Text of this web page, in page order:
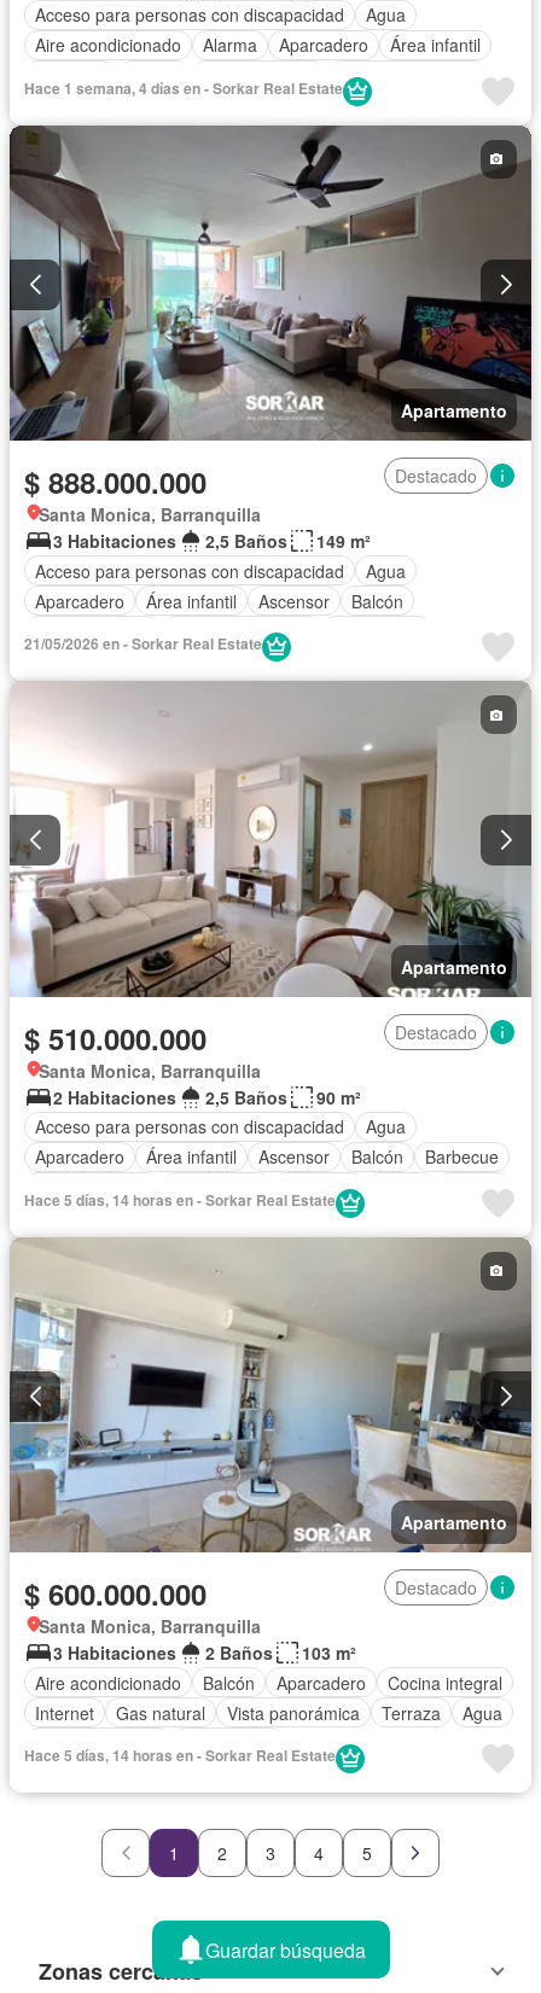
Acceso para personas con discapacidad
Agua
Aire acondicionado
Alarma Aparcadero
Área infantil
Cuarto de servicio
Jardín
Sauna
Tanque de agua
Vista panorámica
Hace 1 semana, 4 días en - Sorkar Real Estate
Apartamento
$ 888.000.000
Destacado
Santa Monica, Barranquilla
3 Habitaciones
2,5 Baños
149 m²
Acceso para personas con discapacidad
Agua
Aparcadero
Área infantil Ascensor
Balcón
Cuarto de servicio
Piscina
Seguridad privada
21/05/2026 en - Sorkar Real Estate
Apartamento
$ 510.000.000
Destacado
Santa Monica, Barranquilla
2 Habitaciones
2,5 Baños
90 m²
Acceso para personas con discapacidad
Agua
Aparcadero
Área infantil Ascensor Balcón
Barbecue
Gimnasio
Piscina
Hace 5 días, 14 horas en - Sorkar Real Estate
Apartamento
$ 600.000.000
Destacado
Santa Monica, Barranquilla
3 Habitaciones
2 Baños
103 m²
Aire acondicionado
Balcón Aparcadero
Cocina integral
Internet
Gas natural Vista panorámica Terraza
Agua
Acceso para personas con discapacidad
Barbecue
Gimnasio Ascensor Seguridad privada
Hace 5 días, 14 horas en - Sorkar Real Estate
1 2 3 4 5
Zonas cercanas
Guardar búsqueda